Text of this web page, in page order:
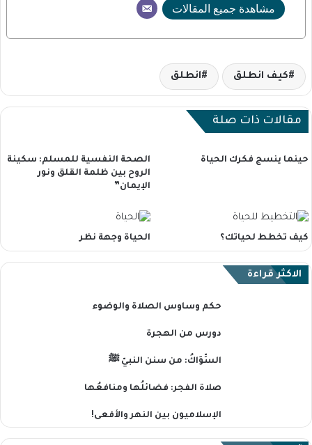
مشاهدة جميع المقالات
كيف انطلق انطلق
مقالات ذات صلة
حينما ينسج فكرك الحياة
الصحة النفسية للمسلم: سكينة
الروح بين ظلمة القلق ونور
الإيمان”
كيف تخطط لحياتك؟ الحياة وجهة نظر
الاكثر قراءة
حكم وساوس الصلاة والوضوء
دورس من الهجرة
السِّوَاكُ: من سنن النبيّ ﷺ
صلاة الفجر: فضائلُها ومنافعُها
الإسلاميون بين النهر والأفعى!